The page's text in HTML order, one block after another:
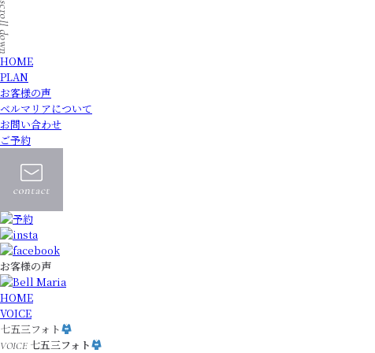
HOME
PLAN
お客様の声
ベルマリアについて
お問い合わせ
ご予約
お客様の声
HOME
VOICE
七五三フォト
VOICE 七五三フォト